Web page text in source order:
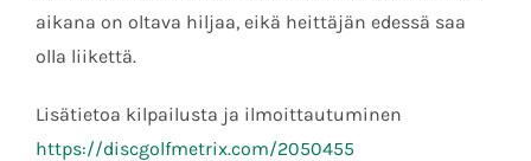
aikana on oltava hiljaa, eikä heittäjän edessä saa
olla liikettä.
Lisätietoa kilpailusta ja ilmoittautuminen
https://discgolfmetrix.com/2050455